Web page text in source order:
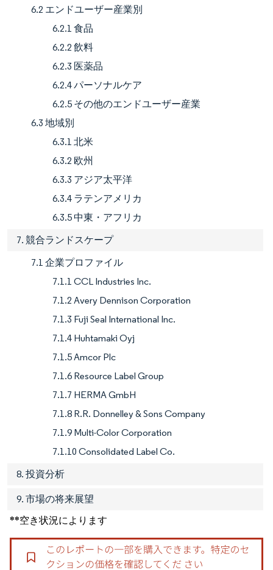
6.2 エンドユーザー産業別
6.2.1 食品
6.2.2 飲料
6.2.3 医薬品
6.2.4 パーソナルケア
6.2.5 その他のエンドユーザー産業
6.3 地域別
6.3.1 北米
6.3.2 欧州
6.3.3 アジア太平洋
6.3.4 ラテンアメリカ
6.3.5 中東・アフリカ
7. 競合ランドスケープ
7.1 企業プロファイル
7.1.1 CCL Industries Inc.
7.1.2 Avery Dennison Corporation
7.1.3 Fuji Seal International Inc.
7.1.4 Huhtamaki Oyj
7.1.5 Amcor Plc
7.1.6 Resource Label Group
7.1.7 HERMA GmbH
7.1.8 R.R. Donnelley & Sons Company
7.1.9 Multi-Color Corporation
7.1.10 Consolidated Label Co.
8. 投資分析
9. 市場の将来展望
**空き状況によります